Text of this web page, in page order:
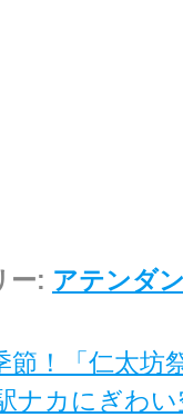
ー: アテンダ
！「仁太坊
ナカにぎわ